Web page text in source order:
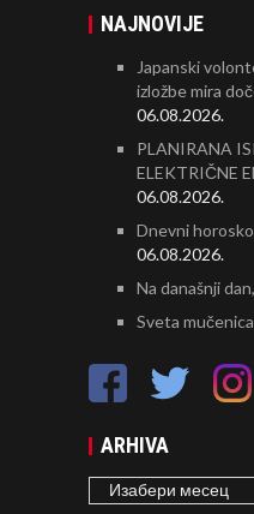
NAJNOVIJE
Japanski
izložbe mira
06.08.2026.
PLANIRANA
ELEKTRIČNE
06.08.2026.
Dnevni
06.08.2026.
Na današnji
Sveta
ARHIVA
ARHIVA